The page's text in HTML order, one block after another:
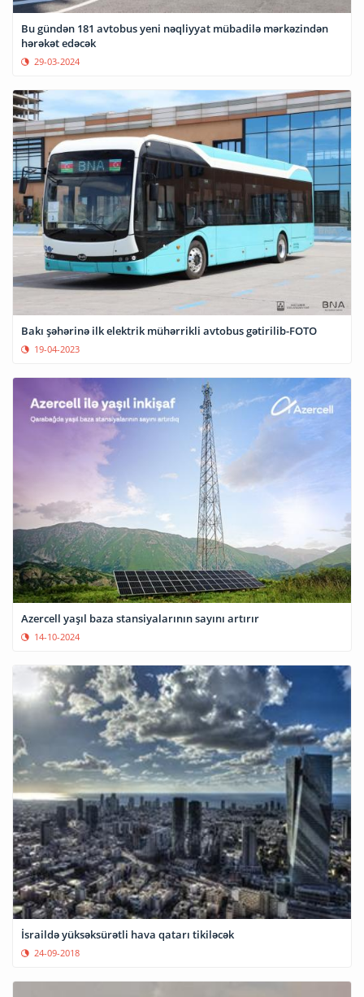
Bu gündən 181 avtobus yeni nəqliyyat mübadilə mərkəzindən
hərəkət edəcək
29-03-2024
Bakı şəhərinə ilk elektrik mühərrikli avtobus gətirilib-FOTO
19-04-2023
Azercell yaşıl baza stansiyalarının sayını artırır
14-10-2024
İsraildə yüksəksürətli hava qatarı tikiləcək
24-09-2018